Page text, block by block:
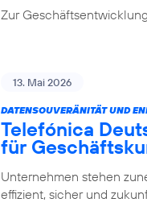
Zur
13. Mai 2026
DATENSOUVERÄNITÄT UND
Telefónica
für
Unternehmen stehen
effizient, sicher und